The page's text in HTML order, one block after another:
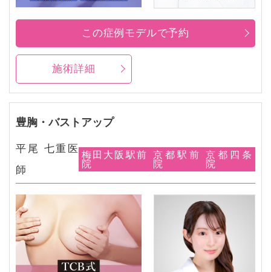
施術詳細
この症例モデルで予約
豊胸・バストアップ
平尾 七重医
師
梅田大阪駅前
院
京都駅前
院
京都四条
院